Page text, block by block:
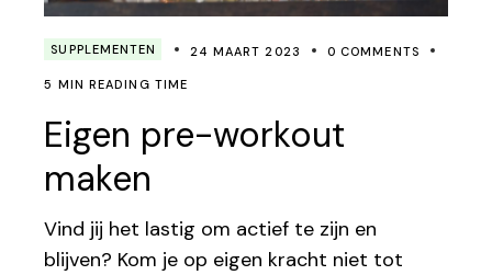
SUPPLEMENTEN 24 MAART 2023 0 COMMENTS
5 MIN READING TIME
Eigen pre-workout
maken
Vind jij het lastig om actief te zijn en
blijven? Kom je op eigen kracht niet tot